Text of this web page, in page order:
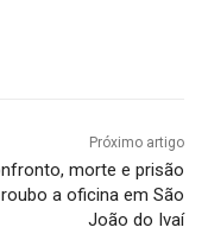
Próximo artigo
morte e prisão
a oficina em São
João do Ivaí